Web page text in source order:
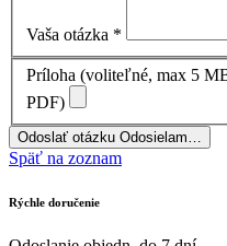
Vaša otázka *
Príloha (voliteľné, max 5
PDF)
Odoslať otázku Odosielam…
Späť na zoznam
Rýchle doručenie